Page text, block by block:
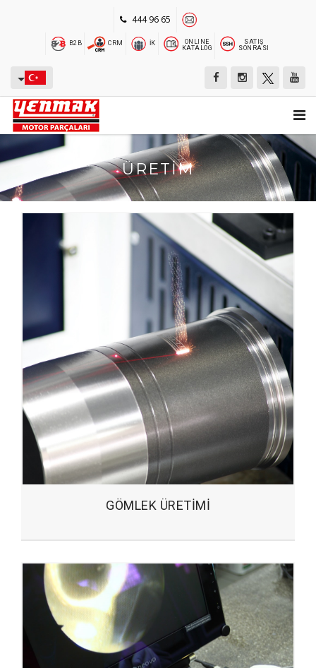
444 96 65
B2B CRM İK
ONLINE
KATALOG
SATIŞ
SONRASI
ÜRETİM
GÖMLEK ÜRETIMI